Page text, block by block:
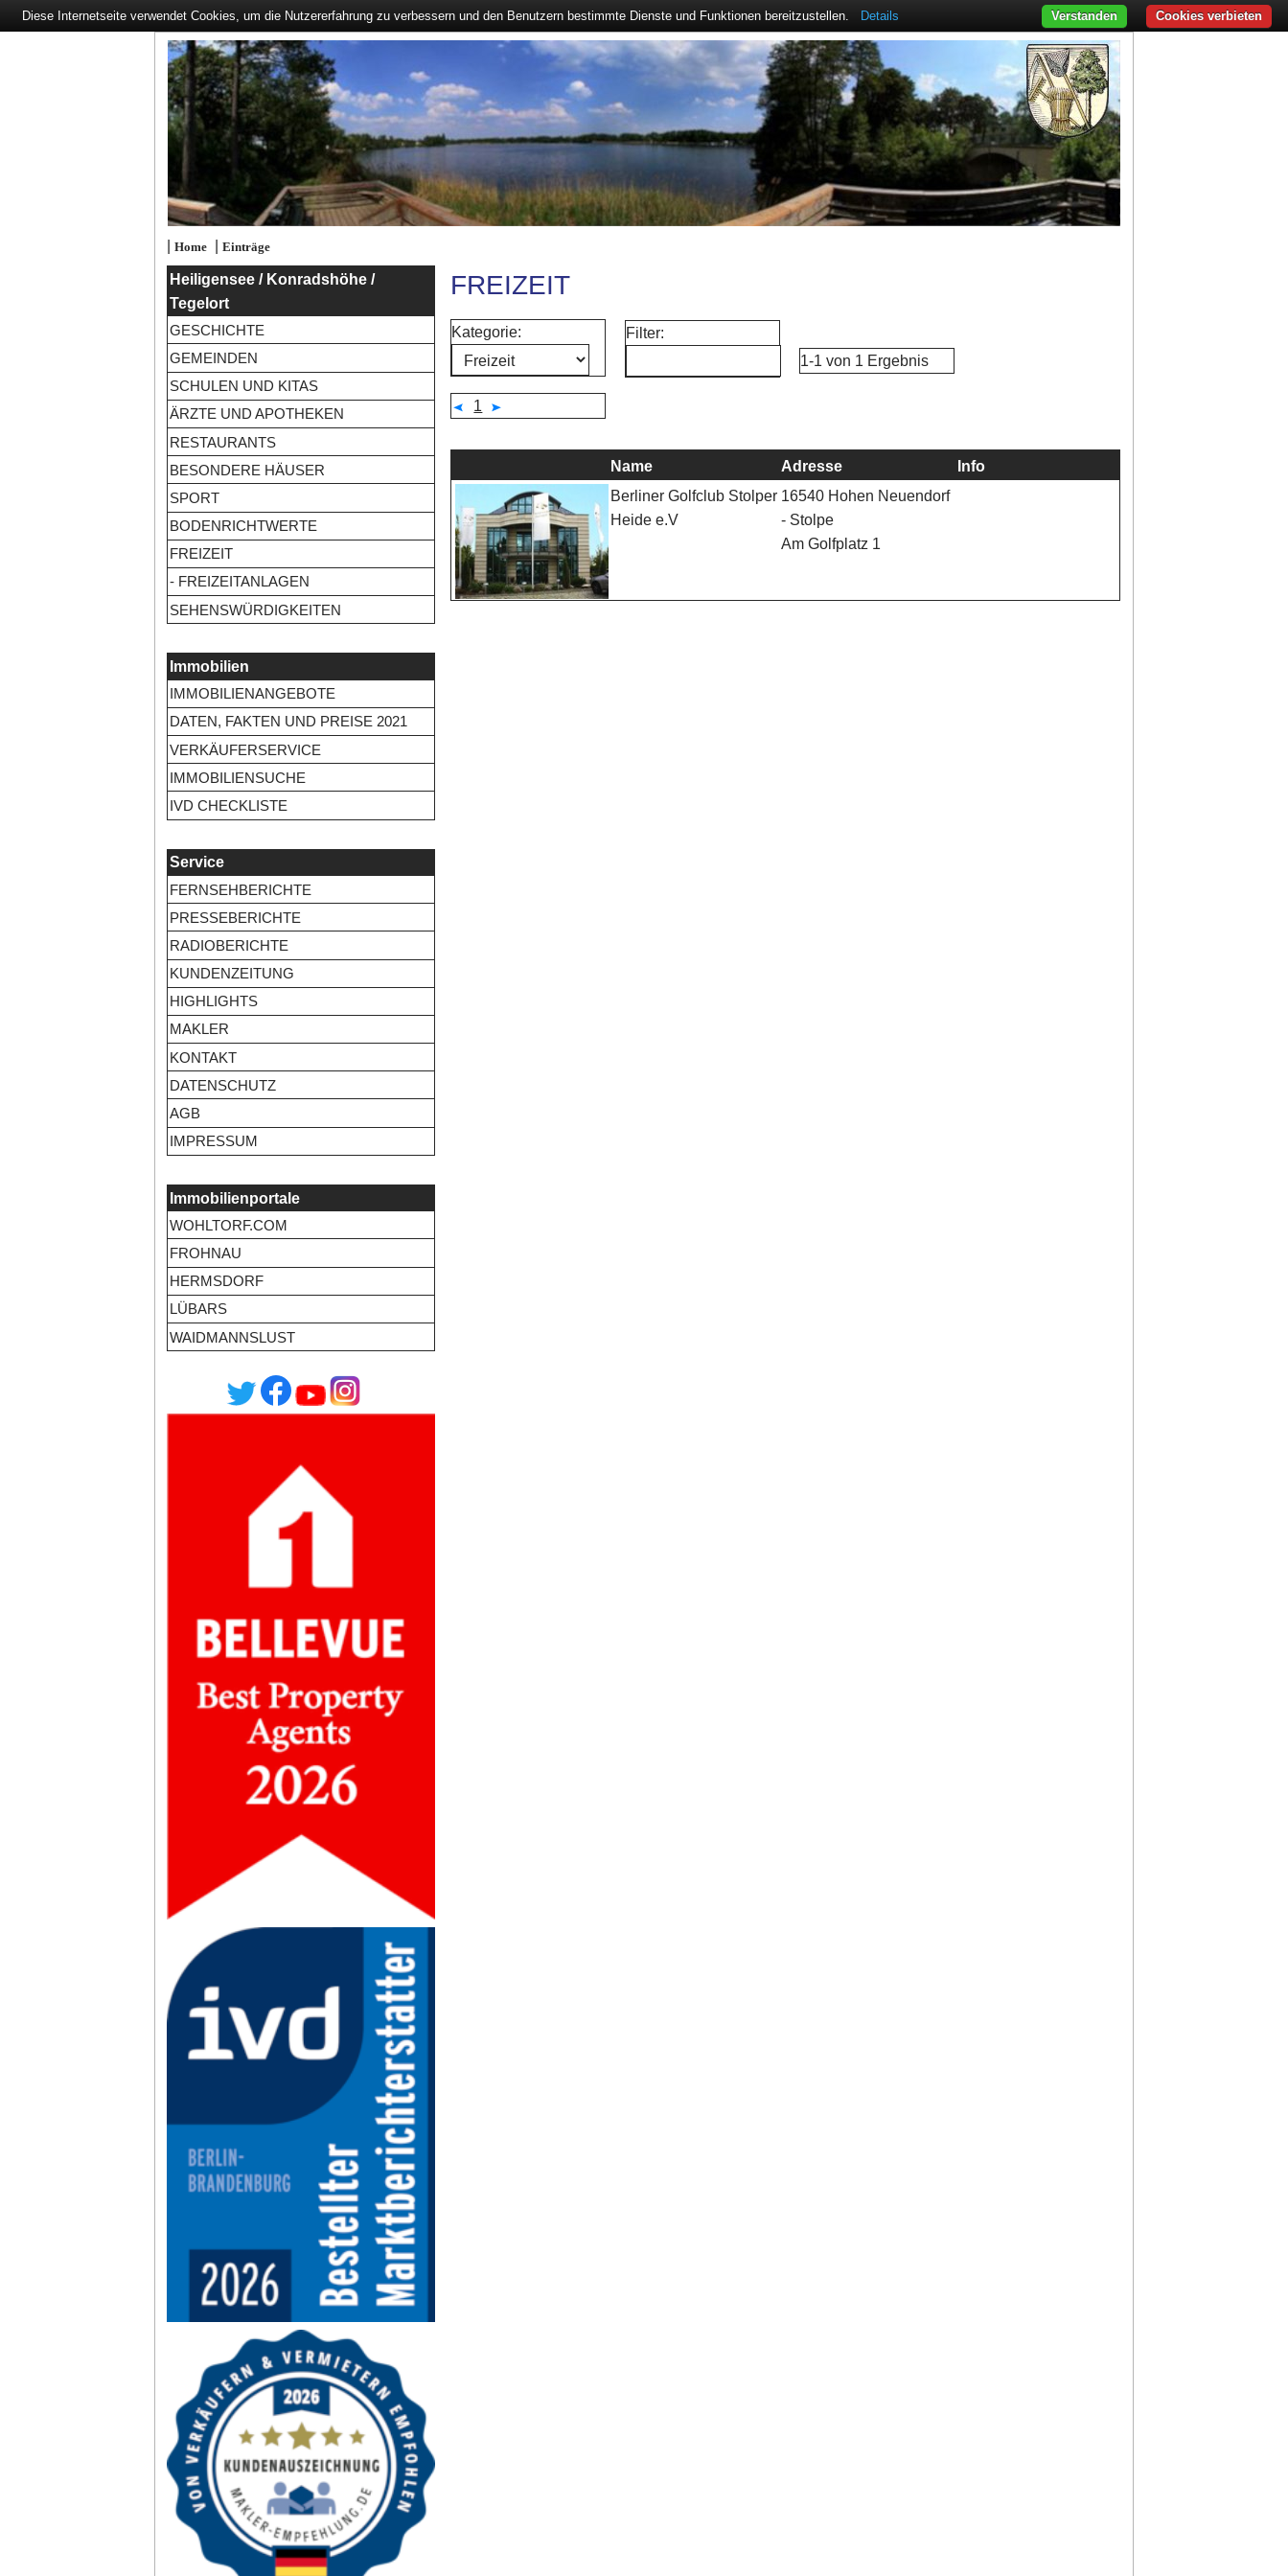
| Home| Einträge
Heiligensee / Konradshöhe /
Tegelort
GESCHICHTE
GEMEINDEN
SCHULEN UND KITAS
ÄRZTE UND APOTHEKEN
RESTAURANTS
BESONDERE HÄUSER
SPORT
BODENRICHTWERTE
FREIZEIT
- FREIZEITANLAGEN
SEHENSWÜRDIGKEITEN
Immobilien
IMMOBILIENANGEBOTE
DATEN, FAKTEN UND PREISE 2021
VERKÄUFERSERVICE
IMMOBILIENSUCHE
IVD CHECKLISTE
Service
FERNSEHBERICHTE
PRESSEBERICHTE
RADIOBERICHTE
KUNDENZEITUNG
HIGHLIGHTS
MAKLER
KONTAKT
DATENSCHUTZ
AGB
IMPRESSUM
Immobilienportale
WOHLTORF.COM
FROHNAU
HERMSDORF
LÜBARS
WAIDMANNSLUST
FREIZEIT
Kategorie:
Filter:
1-1 von 1 Ergebnis
1
Name Adresse Info
Berliner Golfclub Stolper
Heide e.V
16540 Hohen Neuendorf
- Stolpe
Am Golfplatz 1
Diese Internetseite verwendet Cookies, um die Nutzererfahrung zu verbessern und den Benutzern bestimmte Dienste und Funktionen bereitzustellen. Details Cookies verbieten
Verstanden